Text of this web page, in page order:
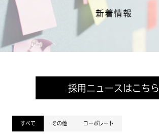
新着情報
採用ニュースはこちら
すべて その他 コーポレート